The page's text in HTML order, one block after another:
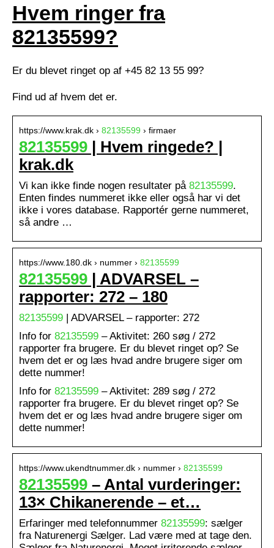
Hvem ringer fra
82135599?
Er du blevet ringet op af +45 82 13 55 99?
Find ud af hvem det er.
https://www.krak.dk › 82135599 › firmaer
82135599 | Hvem ringede? |
krak.dk
Vi kan ikke finde nogen resultater på 82135599.
Enten findes nummeret ikke eller også har vi det
ikke i vores database. Rapportér gerne nummeret,
så andre …
https://www.180.dk › nummer › 82135599
82135599 | ADVARSEL –
rapporter: 272 – 180
82135599 | ADVARSEL – rapporter: 272
Info for 82135599 – Aktivitet: 260 søg / 272
rapporter fra brugere. Er du blevet ringet op? Se
hvem det er og læs hvad andre brugere siger om
dette nummer!
Info for 82135599 – Aktivitet: 289 søg / 272
rapporter fra brugere. Er du blevet ringet op? Se
hvem det er og læs hvad andre brugere siger om
dette nummer!
https://www.ukendtnummer.dk › nummer › 82135599
82135599 – Antal vurderinger:
13× Chikanerende – et…
Erfaringer med telefonnummer 82135599: sælger
fra Naturenergi Sælger. Lad være med at tage den.